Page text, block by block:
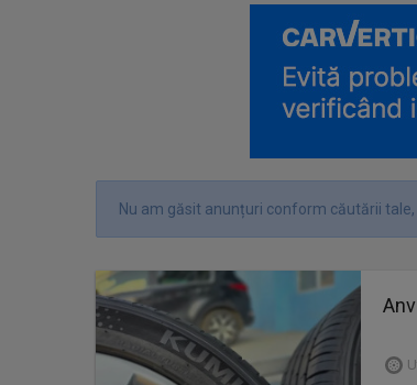
Nu am găsit anunțuri conform căutării